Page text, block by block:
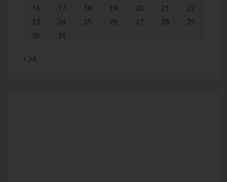
16
17 18 19 20 21
22
23
24 25 26 27 28
29
30
31
« Jul